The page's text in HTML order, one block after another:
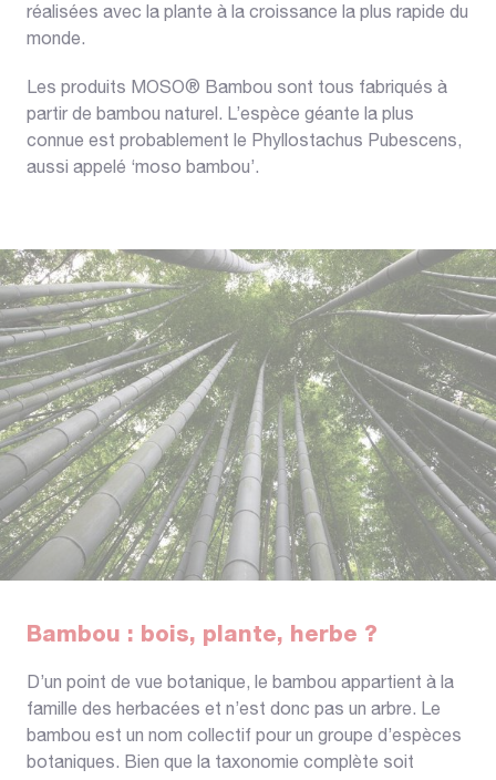
réalisées avec la plante à la croissance la plus rapide du
monde.
Les produits MOSO® Bambou sont tous fabriqués à
partir de bambou naturel. L’espèce géante la plus
connue est probablement le Phyllostachus Pubescens,
aussi appelé ‘moso bambou’.
Bambou : bois, plante, herbe ?
D’un point de vue botanique, le bambou appartient à la
famille des herbacées et n’est donc pas un arbre. Le
bambou est un nom collectif pour un groupe d’espèces
botaniques. Bien que la taxonomie complète soit